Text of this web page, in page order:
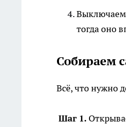
Выключаем
тогда оно
Собираем
Всё, что нужно
Шаг 1.